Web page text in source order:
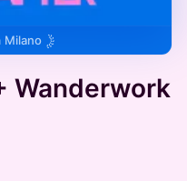
Milano
Wanderwork